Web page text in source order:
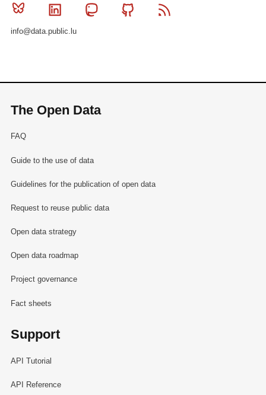
Bluesky Linkedin MastodonGithub
info@data.public.lu
The Open Data
FAQ
Guide to the use of data
Guidelines for the publication of open data
Request to reuse public data
Open data strategy
Open data roadmap
Project governance
Fact sheets
Support
API Tutorial
API Reference